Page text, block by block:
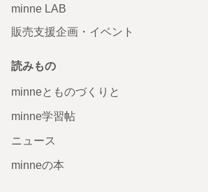
minne LAB
販売支援企画・イベント
読みもの
minneとものづくりと
minne学習帖
ニュース
minneの本